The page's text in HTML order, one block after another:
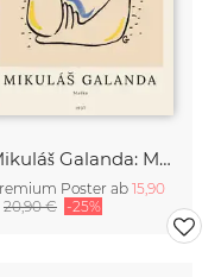
Mikuláš Galanda: Matka
Poster ab 15,90
20,90 € -25%